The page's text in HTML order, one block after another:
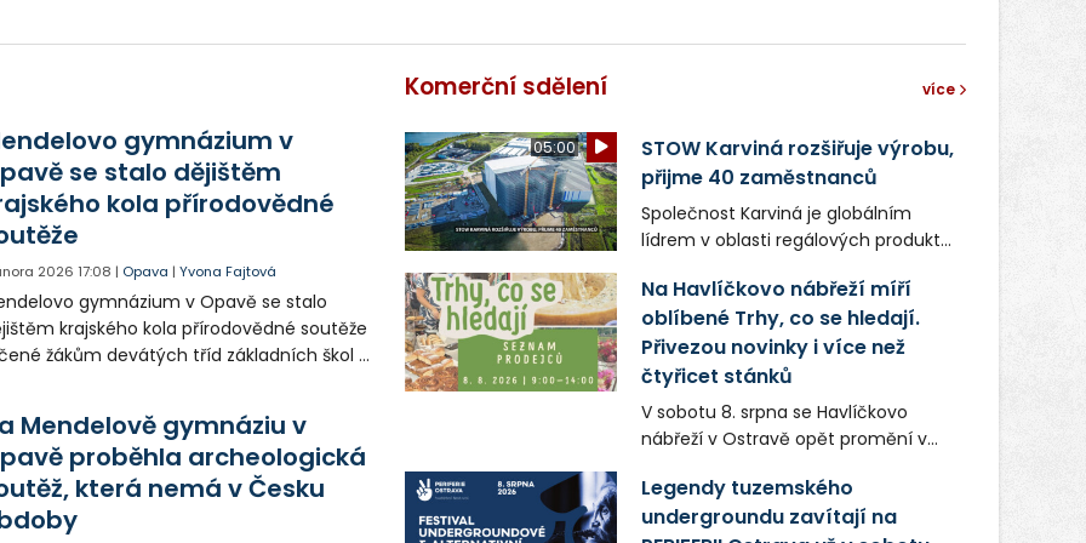
gymnázium v
se stalo dějištěm
kola přírodovědné
2026 17:08 | Opava |Yvona Fajtová
gymnázium v Opavě se stalo
krajského kola přírodovědné soutěže
žákům devátých tříd základních škol a
a pátým rokem probíhá v
měřítku.
Mendelově gymnáziu v
proběhla archeologická
která nemá v Česku
Komerční sdělení více
05:00
STOW Karviná rozšiřuje výrobu,
přijme 40 zaměstnanců
Společnost Karviná je globálním
lídrem v oblasti regálových produktů
zaměstnavatelem na Karvinsku a
firmou s obrovským potenciálem.
Na Havlíčkovo nábřeží míří
oblíbené Trhy, co se hledají.
Přivezou novinky i více než
čtyřicet stánků
V sobotu 8. srpna se Havlíčkovo
nábřeží v Ostravě opět promění v
lokálních výrobků. Trhy, co se hledají
tentokrát nabídnou více než čtyřicet
Legendy tuzemského
undergroundu zavítají na